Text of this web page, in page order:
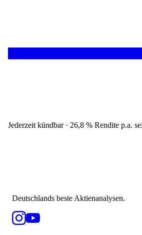
Jederzeit kündbar · 26,8 % Rendite p.a.
Deutschlands beste Aktienanalysen.